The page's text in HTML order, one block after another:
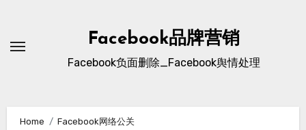
content
Facebook品牌营销
Facebook负面删除_Facebook舆情处理
Home
Facebook网络公关